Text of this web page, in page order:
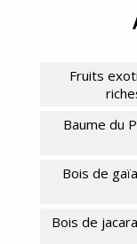
Fruits
Baume du
Bois de
Bois de